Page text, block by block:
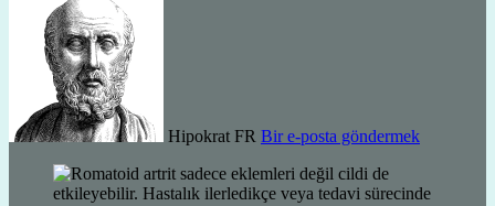
Hipokrat FR Bir e-posta göndermek